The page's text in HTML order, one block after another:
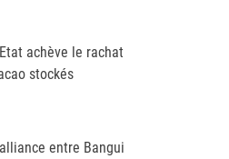
achève le rachat
stockés
entre Bangui